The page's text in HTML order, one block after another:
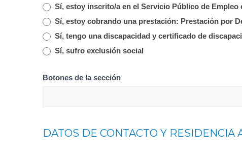
Sí, estoy inscrito/a en el Servicio Público de Empleo
Sí, estoy cobrando una prestación: Prestación por
Sí, tengo una discapacidad y certificado de
Sí, sufro exclusión social
Botones de la sección
DATOS DE CONTACTO Y RESIDENCIA